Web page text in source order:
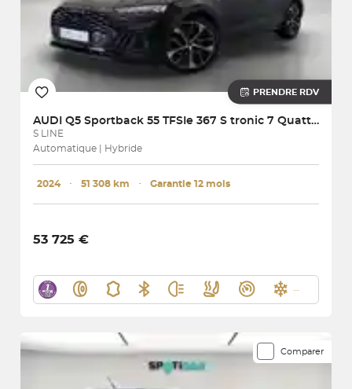
PRENDRE RDV
AUDI Q5 Sportback 55 TFSIe 367 S tronic 7 Quattro
S LINE
Automatique | Hybride
2024 ･ 51 308 km ･ Garantie 12 mois
53 725 €
Comparer